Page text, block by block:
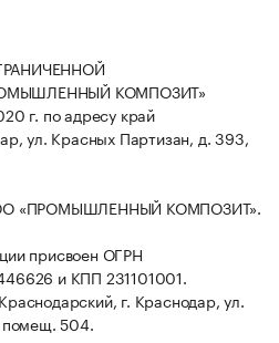
КОМПОЗИТ»
г. по адресу край
ул. Красных Партизан, д. 393,
«ПРОМЫШЛЕННЫЙ КОМПОЗИТ».
присвоен ОГРН
и КПП 231101001.
г. Краснодар, ул.
помещ. 504.